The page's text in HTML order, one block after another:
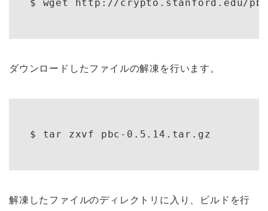
ダウンロードしたファイルの解凍を行います。
解凍したファイルのディレクトリに入り、ビルドを行